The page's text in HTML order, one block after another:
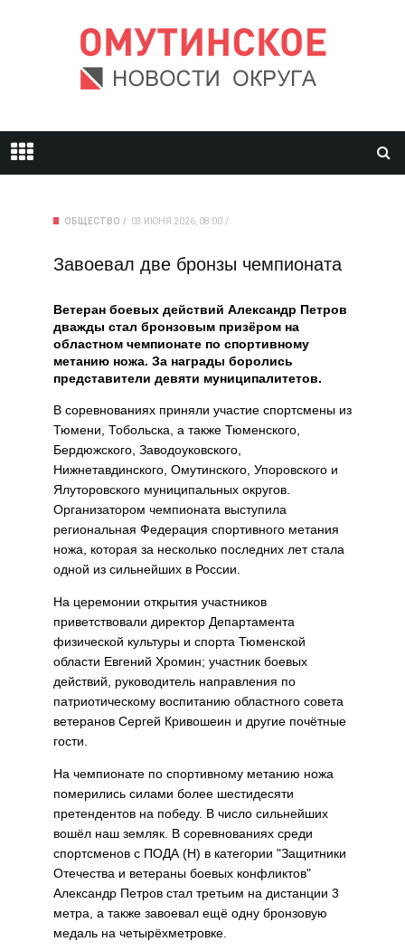
ОБЩЕСТВО 03 ИЮНЯ 2026, 08:00
Завоевал две бронзы чемпионата
Ветеран боевых действий Александр Петров
дважды стал бронзовым призёром на
областном чемпионате по спортивному
метанию ножа. За награды боролись
представители девяти муниципалитетов.
В соревнованиях приняли участие спортсмены из
Тюмени, Тобольска, а также Тюменского,
Бердюжского, Заводоуковского,
Нижнетавдинского, Омутинского, Упоровского и
Ялуторовского муниципальных округов.
Организатором чемпионата выступила
региональная Федерация спортивного метания
ножа, которая за несколько последних лет стала
одной из сильнейших в России.
На церемонии открытия участников
приветствовали директор Департамента
физической культуры и спорта Тюменской
области Евгений Хромин; участник боевых
действий, руководитель направления по
патриотическому воспитанию областного совета
ветеранов Сергей Кривошеин и другие почётные
гости.
На чемпионате по спортивному метанию ножа
померились силами более шестидесяти
претендентов на победу. В число сильнейших
вошёл наш земляк. В соревнованиях среди
спортсменов с ПОДА (Н) в категории "Защитники
Отечества и ветераны боевых конфликтов"
Александр Петров стал третьим на дистанции 3
метра, а также завоевал ещё одну бронзовую
медаль на четырёхметровке.